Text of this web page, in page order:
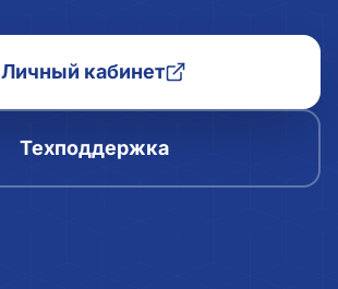
Личный кабинет
Техподдержка